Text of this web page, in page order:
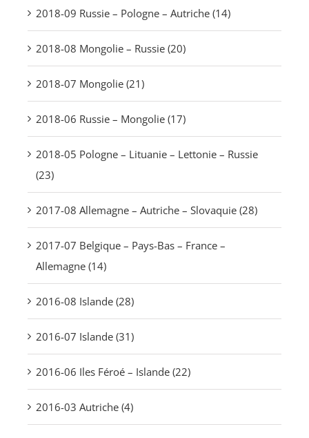
2018-09 Russie – Pologne – Autriche (14)
2018-08 Mongolie – Russie (20)
2018-07 Mongolie (21)
2018-06 Russie – Mongolie (17)
2018-05 Pologne – Lituanie – Lettonie – Russie
(23)
2017-08 Allemagne – Autriche – Slovaquie (28)
2017-07 Belgique – Pays-Bas – France –
Allemagne (14)
2016-08 Islande (28)
2016-07 Islande (31)
2016-06 Iles Féroé – Islande (22)
2016-03 Autriche (4)